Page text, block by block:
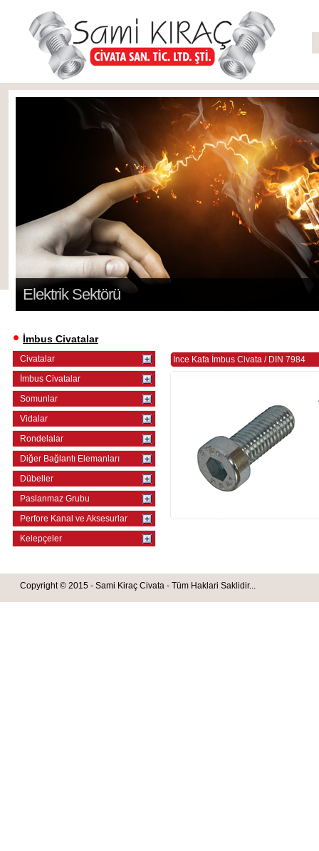
Elektrik Sektörü
İmbus Civatalar
Civatalar
İmbus Civatalar
Somunlar
Vidalar
Rondelalar
Diğer Bağlantı Elemanları
Dübeller
Paslanmaz Grubu
Perfore Kanal ve Aksesurlar
Kelepçeler
İnce Kafa İmbus Civata /DIN 7984
Copyright © 2015 - Sami Kiraç Civata - Tüm Haklari Saklidir...